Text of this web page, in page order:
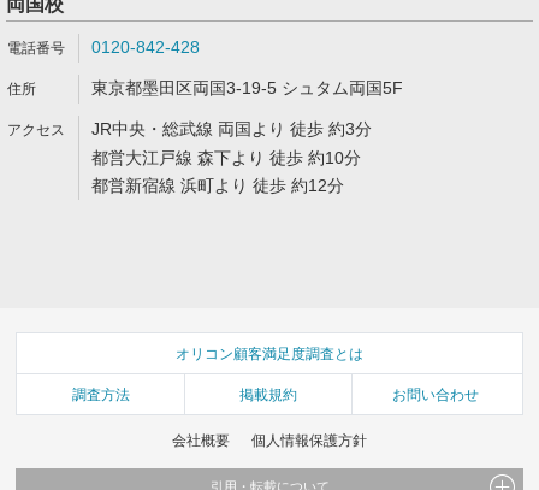
両国校
0120-842-428
東京都墨田区両国3-19-5 シュタム両国5F
JR中央・総武線 両国より 徒歩 約3分
都営大江戸線 森下より 徒歩 約10分
都営新宿線 浜町より 徒歩 約12分
オリコン顧客満足度調査とは
調査方法 掲載規約 お問い合わせ
会社概要 個人情報保護方針
引用・転載について